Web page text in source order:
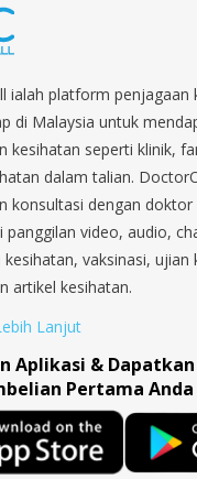
Lim Chu Kang, Marine
Newton, Novena,
Sembawang,
Seletar, Tampines, Toa
Tanglin, Thomson, Tuas,
Timah, Upper
Chu Kang.
ialah platform penjagaan
di Malaysia untuk
kesihatan seperti klinik,
dalam talian.
konsultasi dengan doktor
panggilan video, audio,
kesihatan, vaksinasi,
artikel kesihatan.
Lanjut
Aplikasi & Dapatkan
Pertama Anda